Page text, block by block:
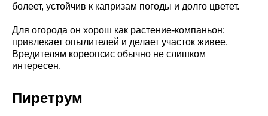
болеет, устойчив к капризам погоды и долго цветет.
Для огорода он хорош как растение-компаньон:
привлекает опылителей и делает участок живее.
Вредителям кореопсис обычно не слишком
интересен.
Пиретрум